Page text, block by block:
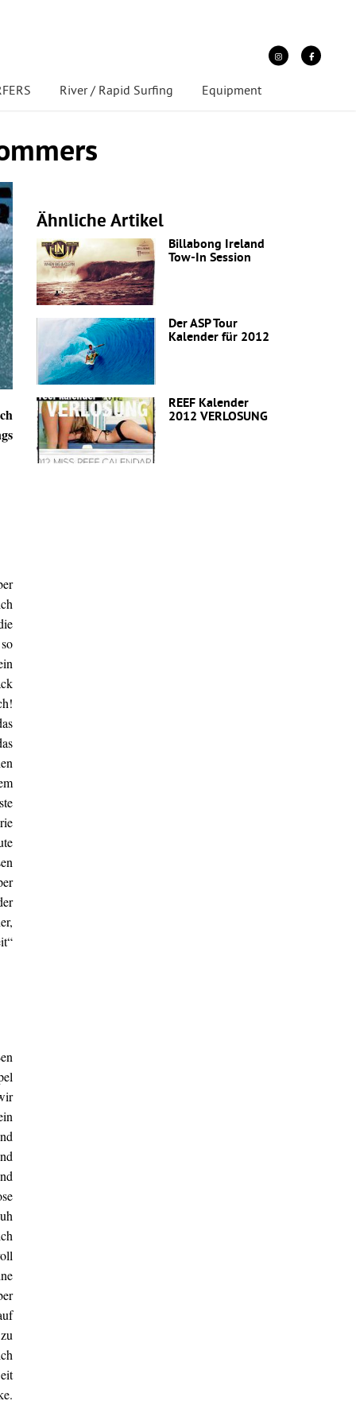
River / Rapid Surfing Equipment
Ähnliche Artikel
Billabong Ireland
Tow-In Session
Der ASP Tour
Kalender für 2012
REEF Kalender
2012 VERLOSUNG